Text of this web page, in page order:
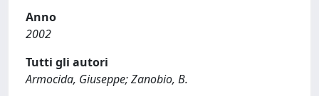
Anno
2002
Tutti gli autori
Armocida, Giuseppe; Zanobio, B.